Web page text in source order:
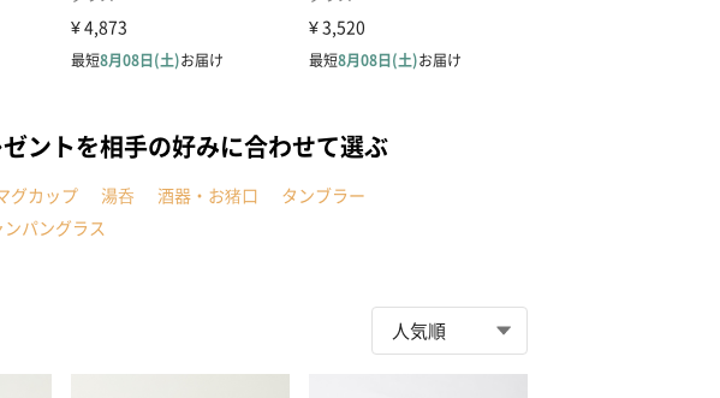
ントを相手の好みに合わせて選ぶ
グカップ 湯呑 酒器・お猪口
タンブラー
パングラス